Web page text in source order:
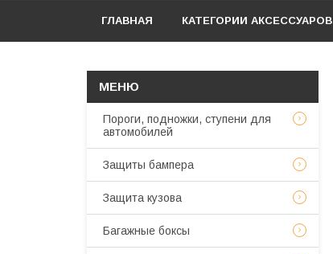
ГЛАВНАЯ КАТЕГОРИИ АКСЕССУАРОВ
Пороги, подножки, ступени для
автомобилей
Защиты бампера
Защита кузова
Багажные боксы